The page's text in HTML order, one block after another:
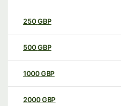
250GBP
500GBP
1000GBP
2000GBP